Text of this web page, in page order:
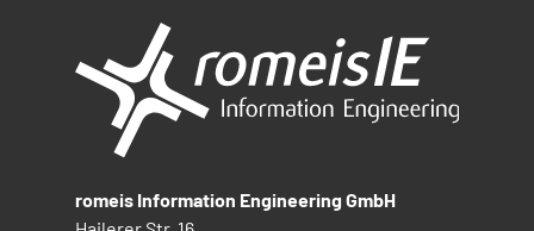
romeis Information Engineering GmbH